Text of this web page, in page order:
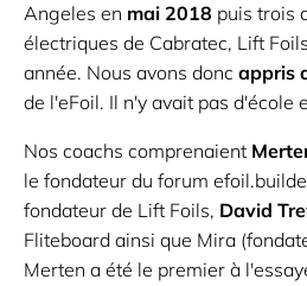
Angeles en mai 2018 puis trois
électriques de Cabratec, Lift
année. Nous avons donc appris
de l'eFoil. Il n'y avait pas d'école
Nos coachs comprenaient
le fondateur du forum
fondateur de Lift Foils, David
Fliteboard ainsi que Mira
Merten a été le premier à